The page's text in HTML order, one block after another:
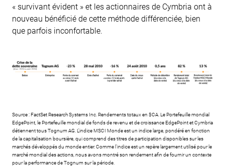
« survivant évident » et les actionnaires de Cymbria ont à
nouveau bénéficié de cette méthode différenciée, bien
que parfois inconfortable.
Source : FactSet Research Systems Inc. Rendements totaux en $CA. Le Portefeuille mondial
EdgePoint, le Portefeuille mondial de fonds de revenu et de croissance EdgePoint et Cymbria
détiennent tous Tognum AG. L'indice MSCI Monde est un indice large, pondéré en fonction
de la capitalisation boursière, qui comprend des titres de participation disponibles sur les
marchés développés du monde entier. Comme l'indice est un repère largement utilisé pour le
marché mondial des actions, nous avons montré son rendement afin de fournir un contexte
pour la performance de Tognum sur la période.